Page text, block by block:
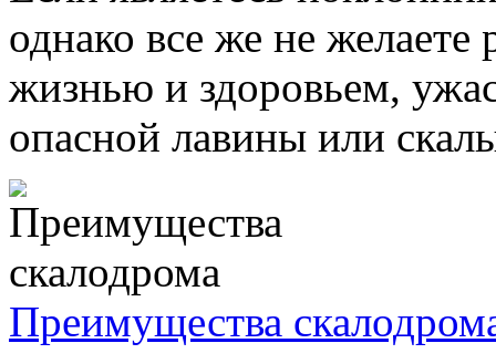
однако все же не желаете
жизнью и здоровьем,
опасной лавины или
Преимущества